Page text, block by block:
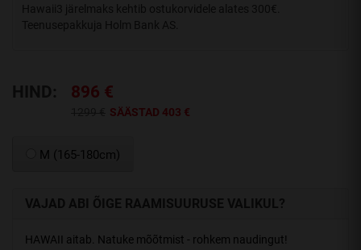
Hawaii3 järelmaks kehtib ostukorvidele alates 300€.
Teenusepakkuja Holm Bank AS.
896 €
SÄÄSTAD 403 €
M (165-180cm)
VAJAD ABI ÕIGE RAAMISUURUSE VALIKUL?
HAWAII aitab. Natuke mõõtmist - rohkem naudingut!